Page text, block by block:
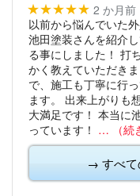
★★★★★ 2 か月前
以前から悩んでいた
池田塗装さんを紹介
る事にしました！ 打
かく教えていただきま
で、施工も丁寧に行
ます。
出来上がりも
大満足です！ 本当に
っています！ … （続
→ すべて